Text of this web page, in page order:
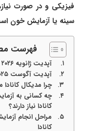
فیزیکی و در صورت
سینه یا آزمایش خون
فهرست
آپدیت ژانویه ۲۰۲۶
آپدیت آگوست ۲۰۲۵
چرا مدیکال
چه کسانی به
کانادا نیاز دارند؟
مراحل انجام
کانادا